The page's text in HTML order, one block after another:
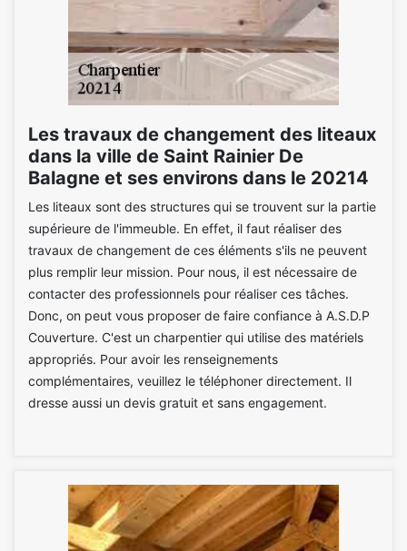
Les travaux de changement des liteaux
dans la ville de Saint Rainier De
Balagne et ses environs dans le 20214
Les liteaux sont des structures qui se trouvent sur la partie
supérieure de l'immeuble. En effet, il faut réaliser des
travaux de changement de ces éléments s'ils ne peuvent
plus remplir leur mission. Pour nous, il est nécessaire de
contacter des professionnels pour réaliser ces tâches.
Donc, on peut vous proposer de faire confiance à A.S.D.P
Couverture. C'est un charpentier qui utilise des matériels
appropriés. Pour avoir les renseignements
complémentaires, veuillez le téléphoner directement. Il
dresse aussi un devis gratuit et sans engagement.